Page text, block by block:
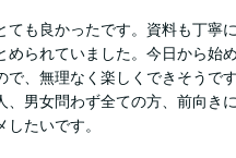
ても良かったです。資料も丁寧
められていました。今日から始
で、無理なく楽しくできそうです
、男女問わず全ての方、前向き
たいです。